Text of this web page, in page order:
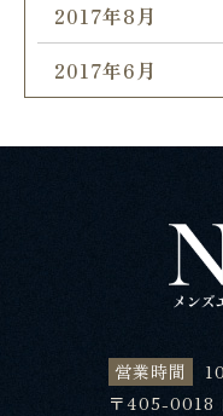
2017年8月
2017年6月
営業時間
〒405-0018